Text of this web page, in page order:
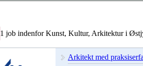
1 job indenfor Kunst, Kultur, Arkitektur i
Arkitekt med